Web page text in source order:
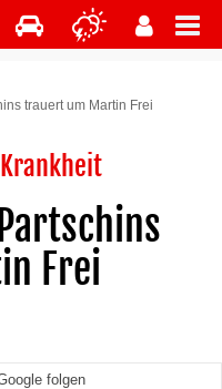
trauert um Martin Frei
Frei
folgen